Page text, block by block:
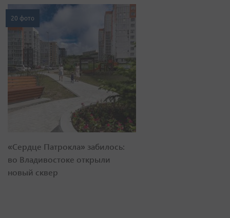
20 фото
«Сердце Патрокла» забилось:
во Владивостоке открыли
новый сквер